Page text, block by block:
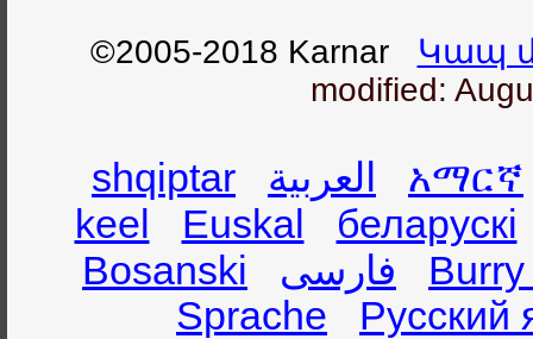
©2005-2018 Karnar Կապ
modified:
shqiptar العربية
አማርኛ
keel
Euskal
беларускі
Bosanski
فارسی
Sprache
Русский